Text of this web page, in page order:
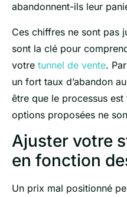
abandonnent-ils leur
Ces chiffres ne sont pas
sont la clé pour
votre tunnel de vente.
un fort taux d’abandon
être que le processus
options proposées ne
Ajuster votre
en fonction
Un prix mal positionné